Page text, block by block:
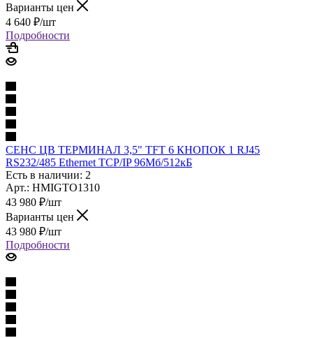
Варианты цен
4 640 ₽/шт
Подробности
СЕНС ЦВ ТЕРМИНАЛ 3,5" TFT 6 КНОПОК 1 RJ45
RS232/485 Ethernet TCP/IP 96Mб/512кБ
Есть в наличии: 2
Арт.: HMIGTO1310
43 980 ₽/шт
Варианты цен
43 980 ₽/шт
Подробности